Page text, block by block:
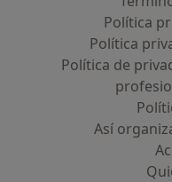
Política
Política
Política de
Así